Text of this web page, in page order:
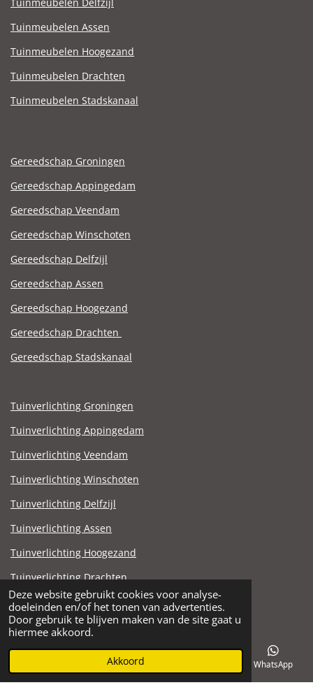
Deze website gebruikt cookies voor analyse-
doeleinden en/of het tonen van advertenties.
Door gebruik te blijven maken van de site gaat u
hiermee akkoord.
Akkoord
Tuinmeubelen Assen
Tuinmeubelen Hoogezand
Tuinmeubelen Drachten
Tuinmeubelen Stadskanaal
Gereedschap Groningen
Gereedschap Appingedam
Gereedschap Veendam
Gereedschap Winschoten
Gereedschap Delfzijl
Gereedschap Assen
Gereedschap Hoogezand
Gereedschap Drachten
Gereedschap Stadskanaal
Tuinverlichting Groningen
Tuinverlichting Appingedam
Tuinverlichting Veendam
Tuinverlichting Winschoten
Tuinverlichting Delfzijl
Tuinverlichting Assen
Tuinverlichting Hoogezand
Tuinverlichting Drachten
Tuinverlichting Stadskanaal
© 2021 - 2025 Steen en Zandhandel Noord.nl
Telefoonnummer WhatsApp